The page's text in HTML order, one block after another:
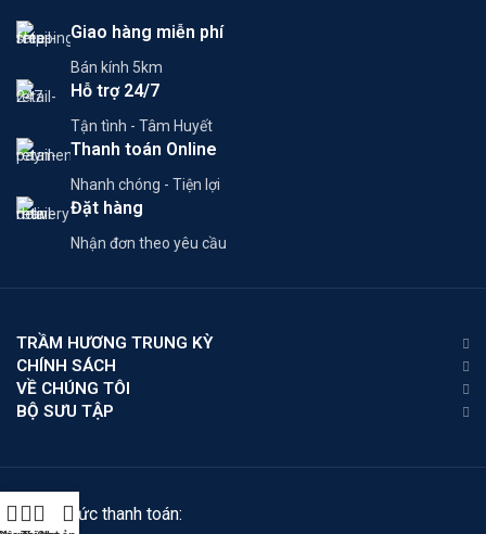
Giao hàng miễn phí
Bán kính 5km
Hỗ trợ 24/7
Tận tình - Tâm Huyết
Thanh toán Online
Nhanh chóng - Tiện lợi
Đặt hàng
Nhận đơn theo yêu cầu
TRẦM HƯƠNG TRUNG KỲ
CHÍNH SÁCH
VỀ CHÚNG TÔI
BỘ SƯU TẬP
Phương thức thanh toán: